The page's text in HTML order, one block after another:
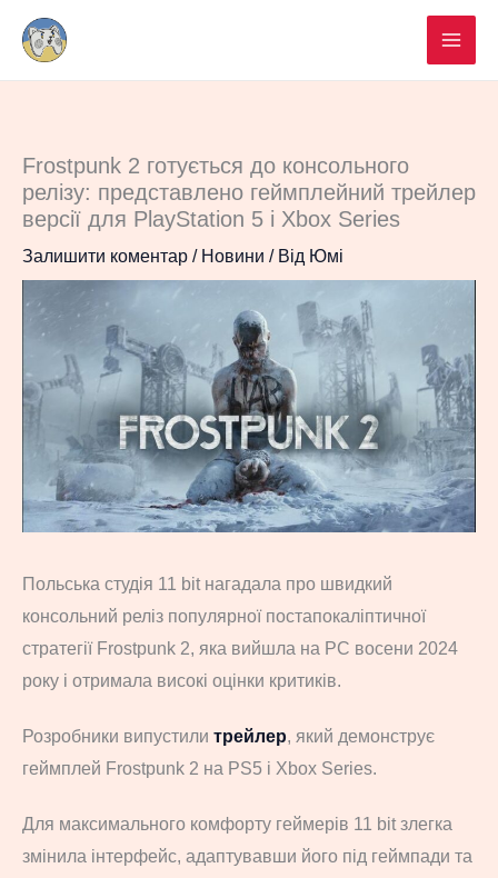
Перейти
вмісту
Frostpunk 2 готується до консольного
релізу: представлено геймплейний трейлер
версії для PlayStation 5 і Xbox Series
Залишити коментар / Новини / Від Юмі
Польська студія 11 bit нагадала про швидкий
консольний реліз популярної постапокаліптичної
стратегії Frostpunk 2, яка вийшла на PC восени 2024
року і отримала високі оцінки критиків.
Розробники випустили трейлер, який демонструє
геймплей Frostpunk 2 на PS5 і Xbox Series.
Для максимального комфорту геймерів 11 bit злегка
змінила інтерфейс, адаптувавши його під геймпади та